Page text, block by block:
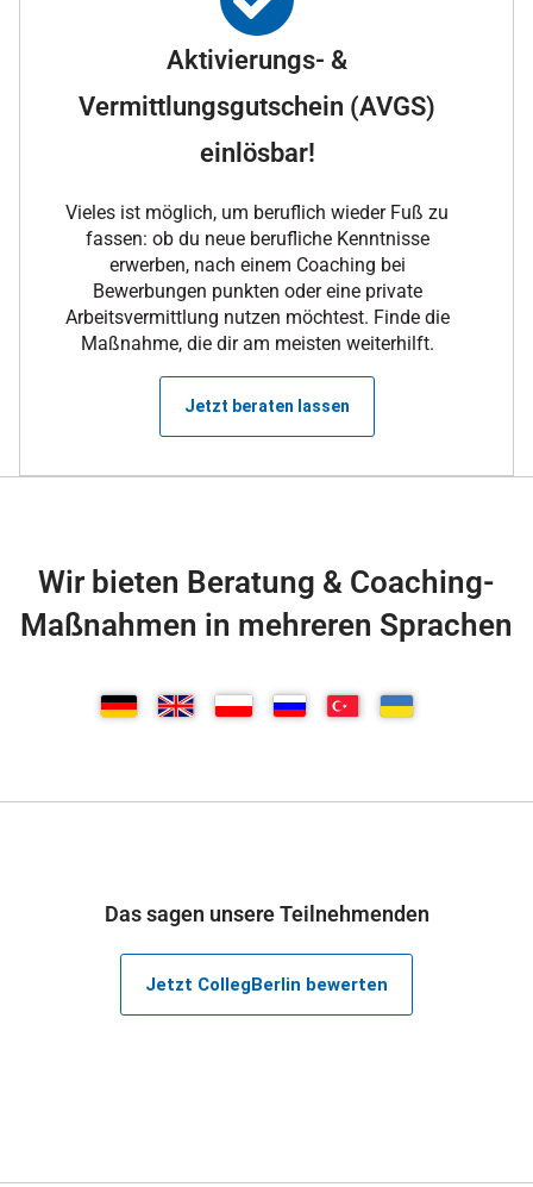
Aktivierungs- &
Vermittlungsgutschein (AVGS)
einlösbar!
Vieles ist möglich, um beruflich wieder Fuß zu
fassen: ob du neue berufliche Kenntnisse
erwerben, nach einem Coaching bei
Bewerbungen punkten oder eine private
Arbeitsvermittlung nutzen möchtest. Finde die
Maßnahme, die dir am meisten weiterhilft.
Jetzt beraten lassen
Wir bieten Beratung & Coaching-
Maßnahmen in mehreren Sprachen
Das sagen unsere Teilnehmenden
Jetzt CollegBerlin bewerten